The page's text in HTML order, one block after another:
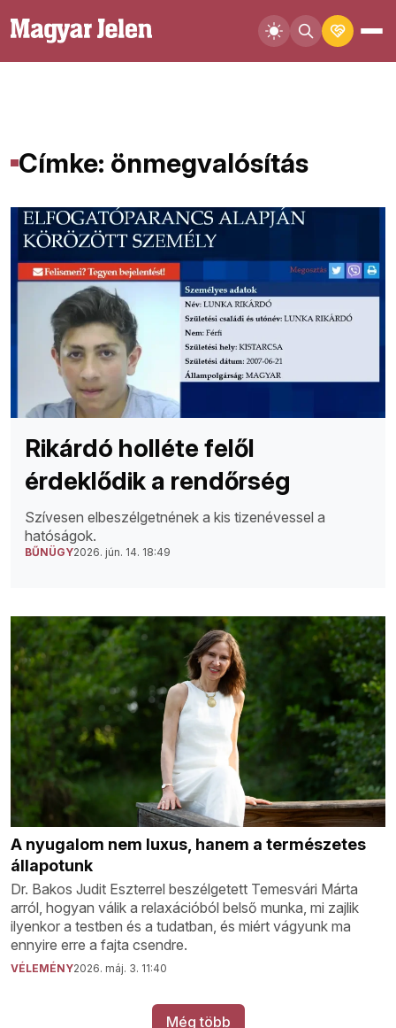
Címke: önmegvalósítás
Rikárdó holléte felől
érdeklődik a rendőrség
Szívesen elbeszélgetnének a kis tizenévessel a
hatóságok.
BŰNÜGY2026. jún. 14. 18:49
A nyugalom nem luxus, hanem a természetes
állapotunk
Dr. Bakos Judit Eszterrel beszélgetett Temesvári Márta
arról, hogyan válik a relaxációból belső munka, mi zajlik
ilyenkor a testben és a tudatban, és miért vágyunk ma
ennyire erre a fajta csendre.
VÉLEMÉNY2026. máj. 3. 11:40
Még több